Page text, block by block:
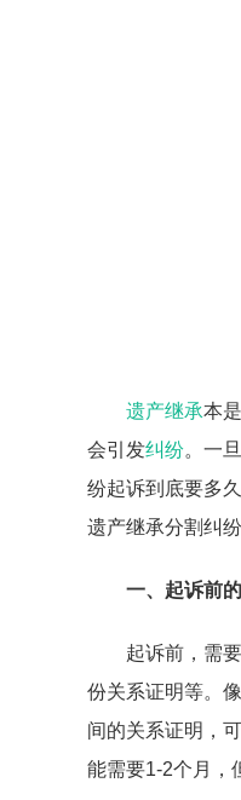
遗产继承本
会引发纠纷。一
纷起诉到底要多
遗产继承分割纠
一、起诉前
起诉前，需
份关系证明等。
间的关系证明，
能需要1-2个月，